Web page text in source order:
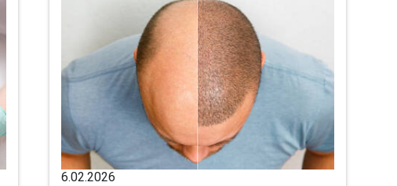
relâchement cutané du dos est l’une des zones les plus
difficiles à raffermir uniquement par l’exercice.
6.02.2026